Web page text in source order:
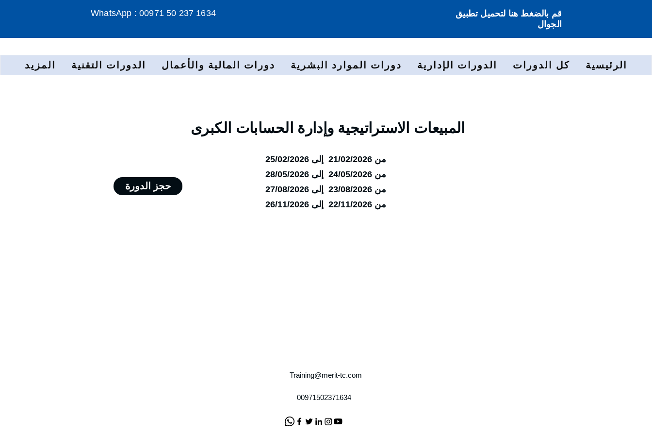
WhatsApp : 00971 50 237 1634
قم بالضغط هنا لتحميل تطبيق
الجوال
الرئيسية كل الدورات الدورات الإدارية دورات الموارد البشرية دورات المالية والأعمال الدورات التقنية المزيد
المبيعات الاستراتيجية وإدارة الحسابات الكبرى
حجز الدورة
من 21/02/2026 إلى 25/02/2026
من 24/05/2026 إلى 28/05/2026
من 23/08/2026 إلى 27/08/2026
من 22/11/2026 إلى 26/11/2026
Training@merit-tc.com
00971502371634